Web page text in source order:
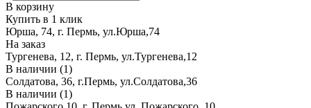
В корзину
Купить в 1 клик
Юрша, 74, г. Пермь, ул.Юрша,74
На заказ
Тургенева, 12, г. Пермь, ул.Тургенева,12
В наличии (1)
Солдатова, 36, г.Пермь, ул.Солдатова,36
В наличии (1)